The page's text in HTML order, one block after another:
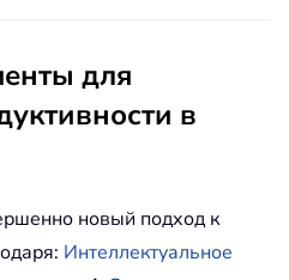
для
в
новый подход к
Интеллектуальное